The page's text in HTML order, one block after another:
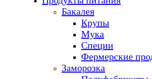
Бакалея
Крупы
Мука
Специи
Фермерские
Заморозка